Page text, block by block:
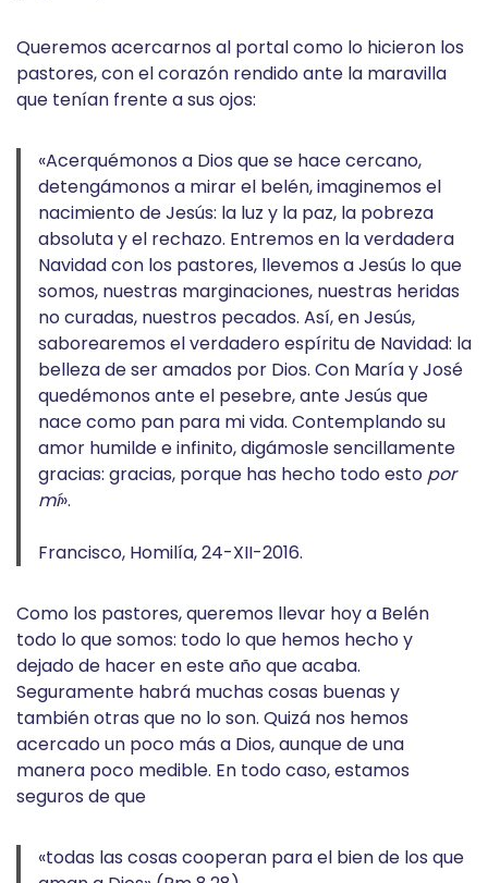
Queremos acercarnos al portal como lo hicieron los
pastores, con el corazón rendido ante la maravilla
que tenían frente a sus ojos:
«Acerquémonos a Dios que se hace cercano,
detengámonos a mirar el belén, imaginemos el
nacimiento de Jesús: la luz y la paz, la pobreza
absoluta y el rechazo. Entremos en la verdadera
Navidad con los pastores, llevemos a Jesús lo que
somos, nuestras marginaciones, nuestras heridas
no curadas, nuestros pecados. Así, en Jesús,
saborearemos el verdadero espíritu de Navidad: la
belleza de ser amados por Dios. Con María y José
quedémonos ante el pesebre, ante Jesús que
nace como pan para mi vida. Contemplando su
amor humilde e infinito, digámosle sencillamente
gracias: gracias, porque has hecho todo esto por
mí».
Francisco, Homilía, 24-XII-2016.
Como los pastores, queremos llevar hoy a Belén
todo lo que somos: todo lo que hemos hecho y
dejado de hacer en este año que acaba.
Seguramente habrá muchas cosas buenas y
también otras que no lo son. Quizá nos hemos
acercado un poco más a Dios, aunque de una
manera poco medible. En todo caso, estamos
seguros de que
«todas las cosas cooperan para el bien de los que